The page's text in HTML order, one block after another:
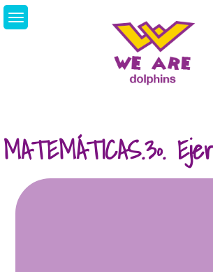
Skip
to
MATEMÁTICAS.3º.